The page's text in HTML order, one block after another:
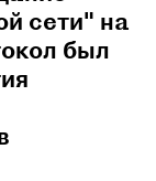
сети" на
был